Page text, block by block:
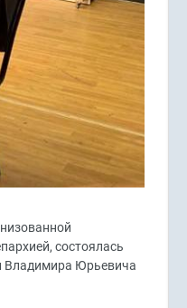
состоялась
Владимира Юрьевича